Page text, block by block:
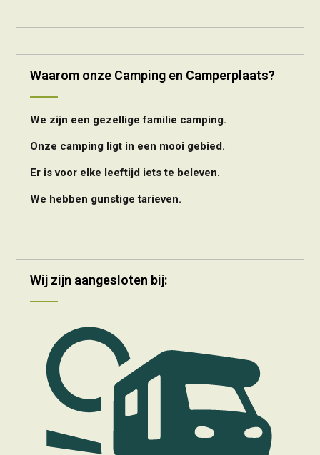
Waarom onze Camping en Camperplaats?
We zijn een gezellige familie camping.
Onze camping ligt in een mooi gebied.
Er is voor elke leeftijd iets te beleven.
We hebben gunstige tarieven.
Wij zijn aangesloten bij: